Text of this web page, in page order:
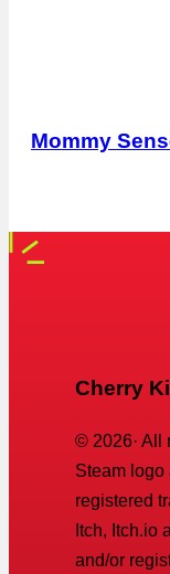
Mommy
Cherry
© 2026·
Steam logo
registered
Itch, Itch.io
and/or